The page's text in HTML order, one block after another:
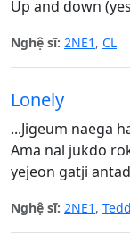
Up and down
Nghệ sĩ: 2NE1 , CL
Lonely
...Jigeum naega
Ama nal jukdo
yejeon gatji
Nghệ sĩ: 2NE1 ,